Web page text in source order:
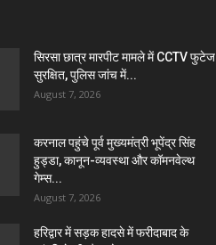
सिरसा छात्र मारपीट मामले में CCTV फुटेज
सुरक्षित, पुलिस जांच में...
August 7, 2026
करनाल पहुंचे पूर्व मुख्यमंत्री भूपेंद्र सिंह
हुड्डा, कानून-व्यवस्था और कॉमनवेल्थ
गेम्स...
August 7, 2026
हरिद्वार में सड़क हादसे में फरीदाबाद के